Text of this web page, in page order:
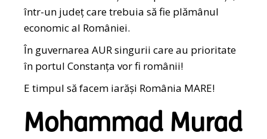
într-un județ care trebuia să fie plămânul
economic al României.
În guvernarea AUR singurii care au prioritate
în portul Constanța vor fi românii!
E timpul să facem iarăși România MARE!
Mohammad Murad